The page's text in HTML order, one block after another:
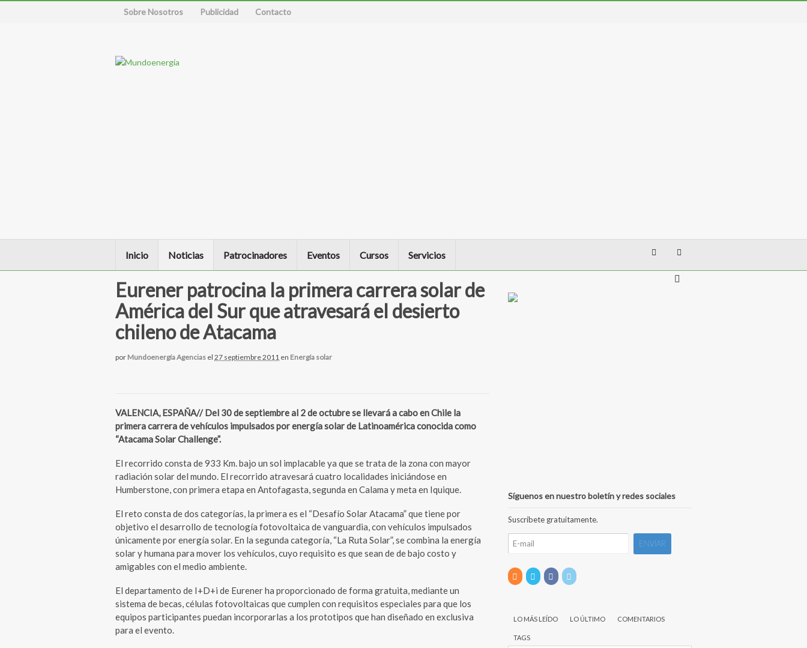
Sobre Nosotros Publicidad Contacto
Inicio Noticias Patrocinadores Eventos Cursos Servicios
Eurener patrocina la primera carrera solar de
América del Sur que atravesará el desierto
chileno de Atacama
por Mundoenergía Agencias el 27 septiembre 2011 en Energía solar
VALENCIA, ESPAÑA// Del 30 de septiembre al 2 de octubre se llevará a cabo en Chile la
primera carrera de vehículos impulsados por energía solar de Latinoamérica conocida como
“Atacama Solar Challenge”.
El recorrido consta de 933 Km. bajo un sol implacable ya que se trata de la zona con mayor
radiación solar del mundo. El recorrido atravesará cuatro localidades iniciándose en
Humberstone, con primera etapa en Antofagasta, segunda en Calama y meta en Iquique.
El reto consta de dos categorías, la primera es el “Desafío Solar Atacama” que tiene por
objetivo el desarrollo de tecnología fotovoltaica de vanguardia, con vehículos impulsados
únicamente por energía solar. En la segunda categoría, “La Ruta Solar”, se combina la energía
solar y humana para mover los vehículos, cuyo requisito es que sean de de bajo costo y
amigables con el medio ambiente.
El departamento de I+D+i de Eurener ha proporcionado de forma gratuita, mediante un
sistema de becas, células fotovoltaicas que cumplen con requisitos especiales para que los
equipos participantes puedan incorporarlas a los prototipos que han diseñado en exclusiva
para el evento.
Síguenos en nuestro boletín y redes sociales
Suscríbete gratuitamente.
LO MÁS LEÍDO LO ÚLTIMO COMENTARIOS
TAGS